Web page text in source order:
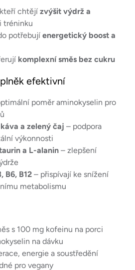
chtějí zvýšit výdrž a
tréninku
potřebují energetický boost a
komplexní směs bez cukru
efektivní
poměr aminokyselin pro
a zelený čaj – podpora
výkonnosti
a L-alanin – zlepšení
B6, B12 – přispívají ke snížení
metabolismu
s 100 mg kofeinu na porci
na dávku
energie a soustředění
pro vegany